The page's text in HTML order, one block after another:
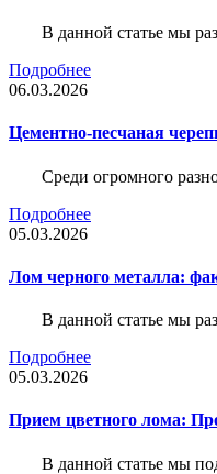
В данной статье мы
Подробнее
06.03.2026
Цементно-песчаная
Среди огромного
Подробнее
05.03.2026
Лом черного металла:
В данной статье мы
Подробнее
05.03.2026
Прием цветного лома:
В данной статье мы